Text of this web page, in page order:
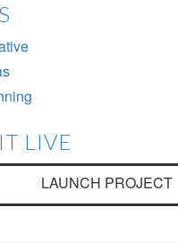
LIVE
LAUNCH PROJECT